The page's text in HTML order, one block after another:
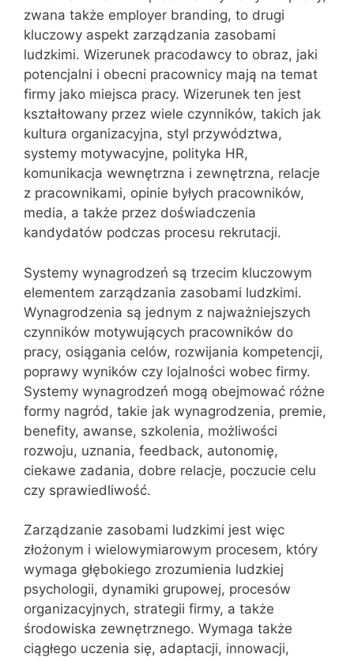
zwana także employer branding, to drugi
kluczowy aspekt zarządzania zasobami
ludzkimi. Wizerunek pracodawcy to obraz, jaki
potencjalni i obecni pracownicy mają na temat
firmy jako miejsca pracy. Wizerunek ten jest
kształtowany przez wiele czynników, takich jak
kultura organizacyjna, styl przywództwa,
systemy motywacyjne, polityka HR,
komunikacja wewnętrzna i zewnętrzna, relacje
z pracownikami, opinie byłych pracowników,
media, a także przez doświadczenia
kandydatów podczas procesu rekrutacji.
Systemy wynagrodzeń są trzecim kluczowym
elementem zarządzania zasobami ludzkimi.
Wynagrodzenia są jednym z najważniejszych
czynników motywujących pracowników do
pracy, osiągania celów, rozwijania kompetencji,
poprawy wyników czy lojalności wobec firmy.
Systemy wynagrodzeń mogą obejmować różne
formy nagród, takie jak wynagrodzenia, premie,
benefity, awanse, szkolenia, możliwości
rozwoju, uznania, feedback, autonomię,
ciekawe zadania, dobre relacje, poczucie celu
czy sprawiedliwość.
Zarządzanie zasobami ludzkimi jest więc
złożonym i wielowymiarowym procesem, który
wymaga głębokiego zrozumienia ludzkiej
psychologii, dynamiki grupowej, procesów
organizacyjnych, strategii firmy, a także
środowiska zewnętrznego. Wymaga także
ciągłego uczenia się, adaptacji, innowacji,